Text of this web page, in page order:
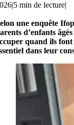
|5 min de lecture|
une enquête
d’enfants
quand ils
dans leur